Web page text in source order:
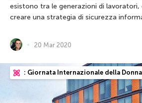
esistono tra le generazioni di lavoratori,
creare una strategia di sicurezza
20 Mar 2020
: Giornata Internazionale della